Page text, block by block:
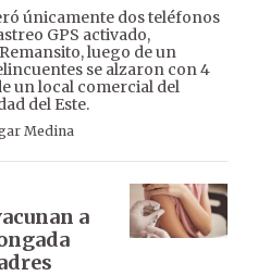
únicamente dos teléfonos
GPS activado,
luego de un
se alzaron con 4
un local comercial del
del Este.
Medina
a